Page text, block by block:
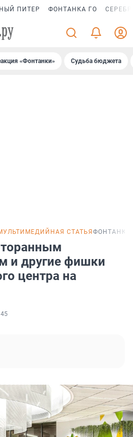
ПИТЕР ФОНТАНКА ГО
«Фонтанки» Судьба бюджета
СТАТЬЯ ФОНТАНКА
и другие фишки
центра на